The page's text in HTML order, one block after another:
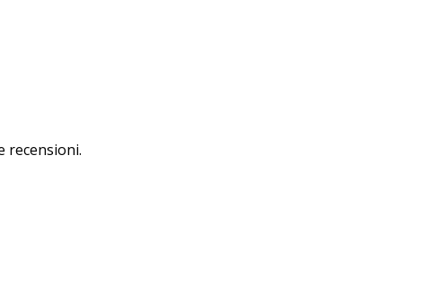
recensioni.